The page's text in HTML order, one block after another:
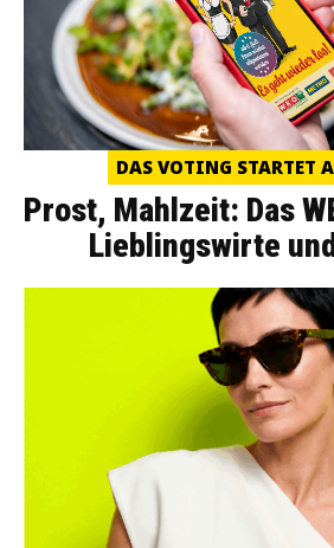
DAS VOTING STARTET
Prost, Mahlzeit: Das
Lieblingswirte